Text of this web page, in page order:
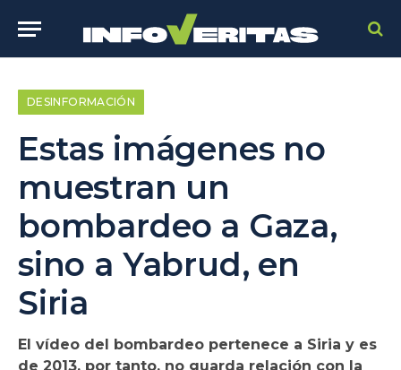
DESINFORMACIÓN
Estas imágenes no
muestran un
bombardeo a Gaza,
sino a Yabrud, en
Siria
El vídeo del bombardeo pertenece a Siria y es
de 2013, por tanto, no guarda relación con la